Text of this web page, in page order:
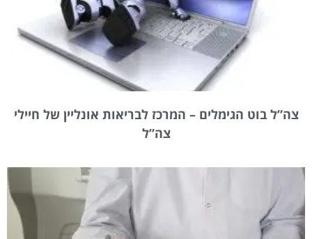
צה”ל בוט הגימלים – המרכז לבריאות אונליין של חיילי
צה”ל